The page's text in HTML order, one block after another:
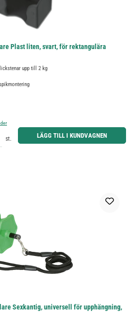
Plast liten, svart, för rektangulära
upp till 2 kg
eller använd knapparna för att öka eller minska kvantiteten.
st. LÄGG TILL I KUNDVAGNEN
Sexkantig, universell för upphängning,